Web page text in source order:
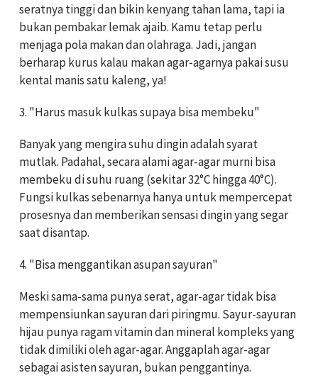
seratnya tinggi dan bikin kenyang tahan lama, tapi ia
bukan pembakar lemak ajaib. Kamu tetap perlu
menjaga pola makan dan olahraga. Jadi, jangan
berharap kurus kalau makan agar-agarnya pakai susu
kental manis satu kaleng, ya!
3. "Harus masuk kulkas supaya bisa membeku"
Banyak yang mengira suhu dingin adalah syarat
mutlak. Padahal, secara alami agar-agar murni bisa
membeku di suhu ruang (sekitar 32°C hingga 40°C).
Fungsi kulkas sebenarnya hanya untuk mempercepat
prosesnya dan memberikan sensasi dingin yang segar
saat disantap.
4. "Bisa menggantikan asupan sayuran"
Meski sama-sama punya serat, agar-agar tidak bisa
mempensiunkan sayuran dari piringmu. Sayur-sayuran
hijau punya ragam vitamin dan mineral kompleks yang
tidak dimiliki oleh agar-agar. Anggaplah agar-agar
sebagai asisten sayuran, bukan penggantinya.